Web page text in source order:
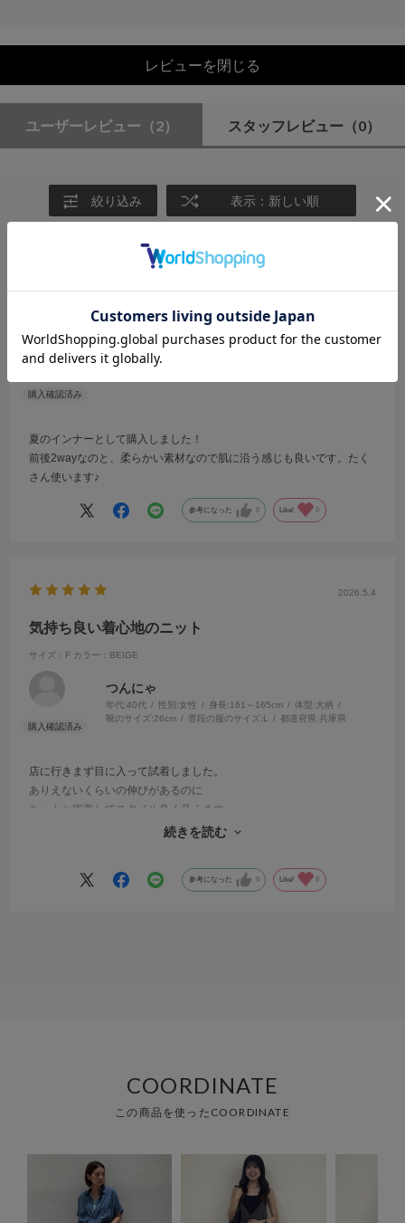
レビューを閉じる
ユーザーレビュー （2） スタッフレビュー （0）
絞り込み 表示：新しい順
やわらかく使いやすい
カラー：BLACK
no name
夏のインナーとして購入しました！
前後2wayなのと、柔らかい素材なので肌に沿う感じも良いです。たく
さん使います♪
参考になった 0 Like! 0
2026.5.4
気持ち良い着心地のニット
サイズ：F カラー：BEIGE
つんにゃ
年代:40代 性別:女性 身長:161～165cm 体型:大柄
靴のサイズ:26cm 普段の服のサイズ:L 都道府県: 兵庫県
店に行きまず目に入って試着しました。
ありえないくらいの伸びがあるのに
ちゃんと密着してスタイル良く見えます
私はすこしぽっちゃりですが気になりませんでした。なんで即買い
続きを読む
参考になった 0 Like! 0
COORDINATE
この商品を使ったCOORDINATE